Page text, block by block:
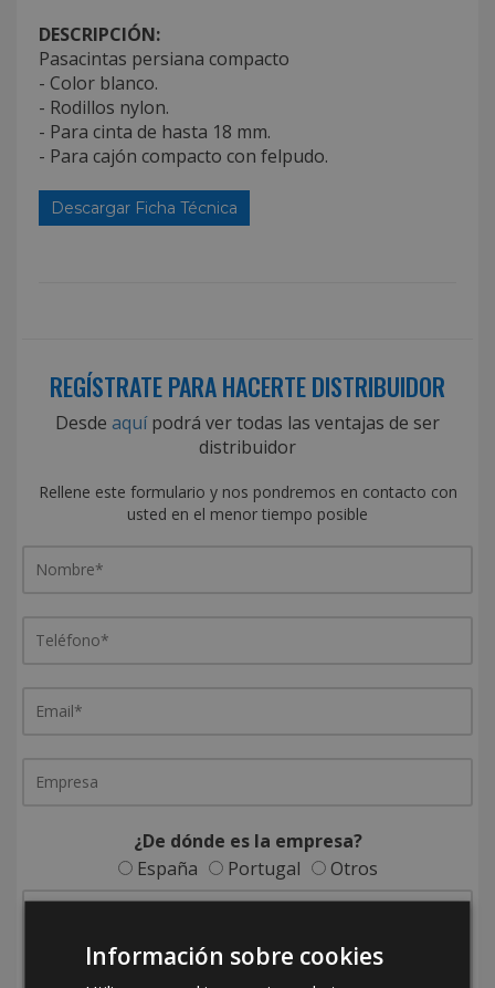
DESCRIPCIÓN:
Pasacintas persiana compacto
- Color blanco.
- Rodillos nylon.
- Para cinta de hasta 18 mm.
- Para cajón compacto con felpudo.
Descargar Ficha Técnica
REGÍSTRATE PARA HACERTE DISTRIBUIDOR
Desde aquípodrá ver todas las ventajas de ser
distribuidor
Rellene este formulario y nos pondremos en contacto con
usted en el menor tiempo posible
¿De dónde es la empresa?
España
Portugal Otros
Información sobre cookies